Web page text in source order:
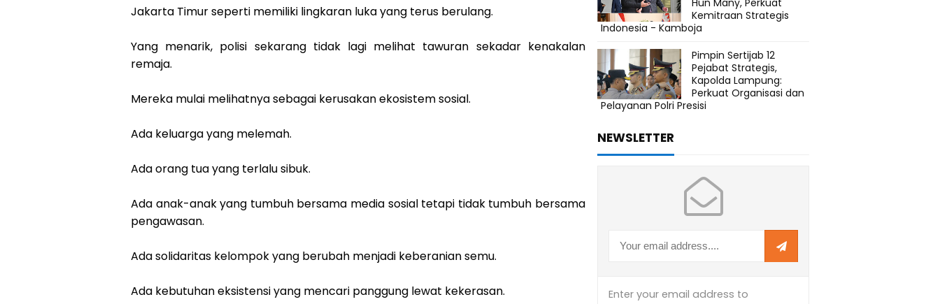
Jakarta Timur seperti memiliki lingkaran luka yang terus berulang.
Yang menarik, polisi sekarang tidak lagi melihat tawuran sekadar kenakalan
remaja.
Mereka mulai melihatnya sebagai kerusakan ekosistem sosial.
Ada keluarga yang melemah.
Ada orang tua yang terlalu sibuk.
Ada anak-anak yang tumbuh bersama media sosial tetapi tidak tumbuh bersama
pengawasan.
Ada solidaritas kelompok yang berubah menjadi keberanian semu.
Ada kebutuhan eksistensi yang mencari panggung lewat kekerasan.
Hun Many, Perkuat
Kemitraan Strategis
Indonesia - Kamboja
Pimpin Sertijab 12
Pejabat Strategis,
Kapolda Lampung:
Perkuat Organisasi dan
Pelayanan Polri Presisi
NEWSLETTER